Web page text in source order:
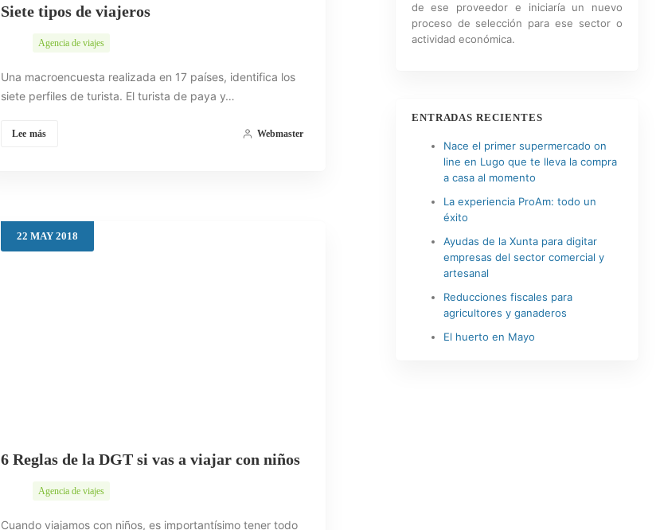
Siete tipos de viajeros
Agencia de viajes
Una macroencuesta realizada en 17 países, identifica los
siete perfiles de turista. El turista de paya y…
Lee más Webmaster
22 MAY 2018
6 Reglas de la DGT si vas a viajar con niños
Agencia de viajes
Cuando viajamos con niños, es importantísimo tener todo
de ese proveedor e iniciaría un nuevo
proceso de selección para ese sector o
actividad económica.
ENTRADAS RECIENTES
Nace el primer supermercado on
line en Lugo que te lleva la compra
a casa al momento
La experiencia ProAm: todo un
éxito
Ayudas de la Xunta para digitar
empresas del sector comercial y
artesanal
Reducciones fiscales para
agricultores y ganaderos
El huerto en Mayo